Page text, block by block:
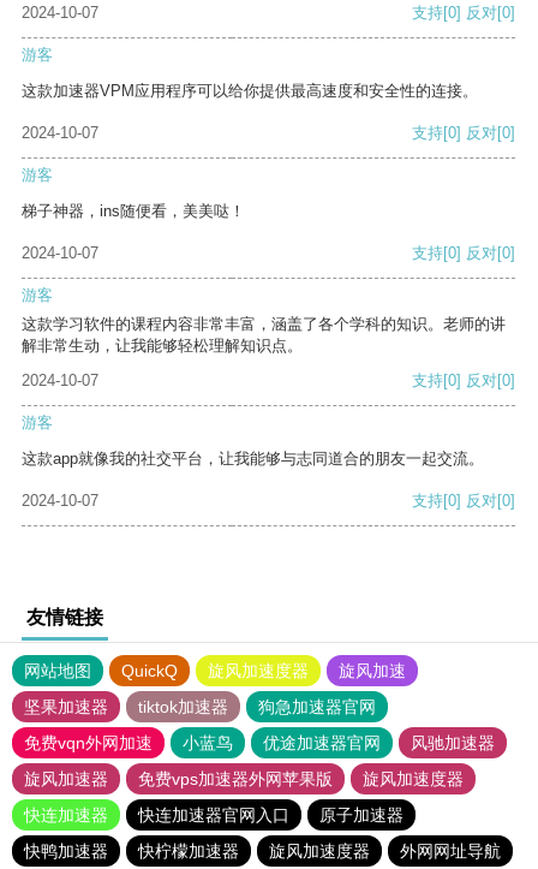
2024-10-07
支持[0] 反对[0]
游客
这款加速器VPM应用程序可以给你提供最高速度和安全性的连接。
2024-10-07 支持[0] 反对[0]
游客
梯子神器，ins随便看，美美哒！
2024-10-07 支持[0] 反对[0]
游客
这款学习软件的课程内容非常丰富，涵盖了各个学科的知识。老师的讲
解非常生动，让我能够轻松理解知识点。
2024-10-07
支持[0] 反对[0]
游客
这款app就像我的社交平台，让我能够与志同道合的朋友一起交流。
2024-10-07 支持[0] 反对[0]
友情链接
网站地图 QuickQ 旋风加速度器
旋风加速
坚果加速器
tiktok加速器
狗急加速器官网
免费vqn外网加速
小蓝鸟 优途加速器官网
风驰加速器
旋风加速器
免费vps加速器外网苹果版
旋风加速度器
快连加速器
快连加速器官网入口
原子加速器
快鸭加速器
快柠檬加速器 旋风加速度器
外网网址导航